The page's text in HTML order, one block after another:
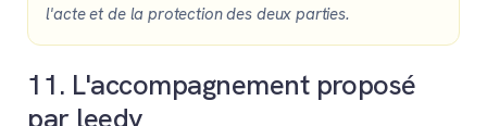
l'acte et de la protection des deux parties.
11. L'accompagnement proposé
par leedy